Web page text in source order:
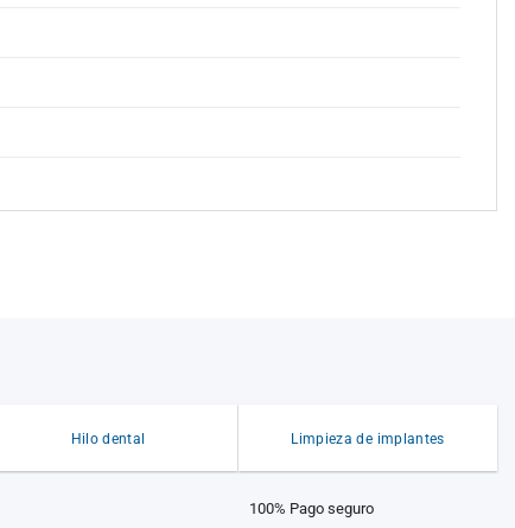
Hilo dental Limpieza de implantes
100% Pago seguro